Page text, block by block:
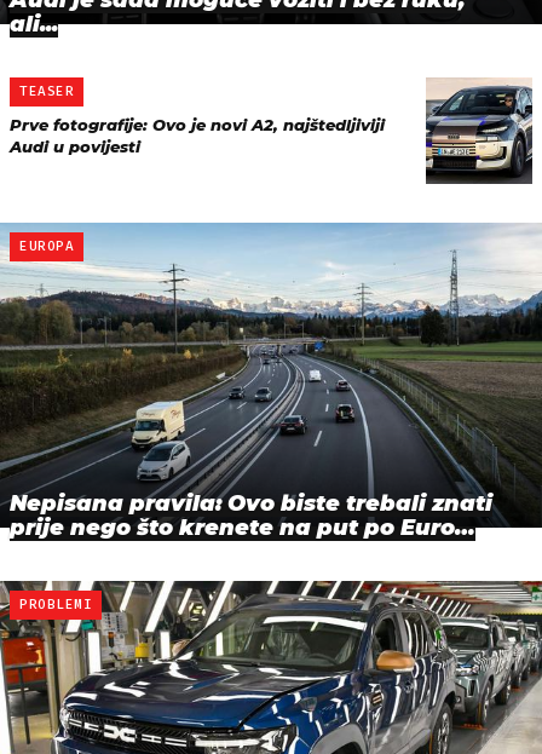
ali...
TEASER
Prve fotografije: Ovo je novi A2, najštedljiviji
Audi u povijesti
EUROPA
Nepisana pravila: Ovo biste trebali znati
prije nego što krenete na put po Euro…
PROBLEMI